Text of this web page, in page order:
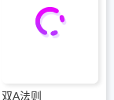
双A法则